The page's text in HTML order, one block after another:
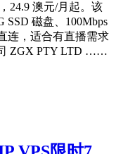
24.9 澳元/月起。该
SSD 磁盘、100Mbps
连，适合有直播需求
ZGX PTY LTD ……